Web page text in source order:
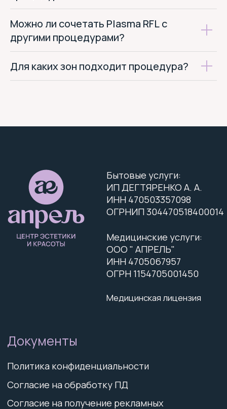
Можно ли сочетать Plasma RFL с
другими процедурами?
Для каких зон подходит процедура?
7 (911) 757-38-38
salon.aprel@mail.ru
исключительно информационный характер и не